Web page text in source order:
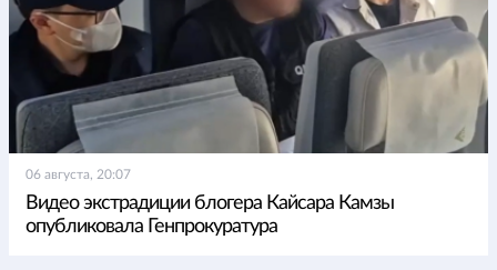
06 августа, 20:07
Видео экстрадиции блогера Кайсара Камзы
опубликовала Генпрокуратура